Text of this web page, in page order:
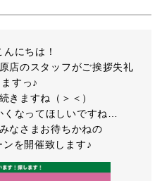
にちは！
店のスタッフがご挨拶失礼
すっ♪
きますね（＞＜）
なってほしいですね…
なさまお待ちかねの
を開催致します♪